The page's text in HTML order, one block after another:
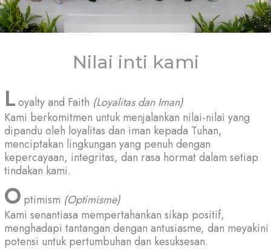
Nilai inti kami
oyalty and Faith (Loyalitas dan Iman)
Kami berkomitmen untuk menjalankan nilai-nilai yang
dipandu oleh loyalitas dan iman kepada Tuhan,
menciptakan lingkungan yang penuh dengan
kepercayaan, integritas, dan rasa hormat dalam setiap
tindakan kami.
ptimism (Optimisme)
Kami senantiasa mempertahankan sikap positif,
menghadapi tantangan dengan antusiasme, dan meyakini
potensi untuk pertumbuhan dan kesuksesan.